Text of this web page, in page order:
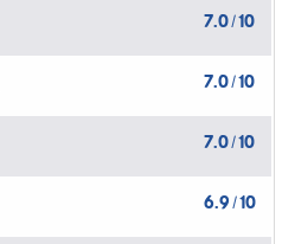
7.0/10
7.0/10
7.0/10
6.9 /10